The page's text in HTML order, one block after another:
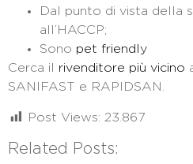
Dal punto di vista della
all’HACCP;
Sono pet friendly
Cerca il rivenditore più vicino
SANIFAST e RAPIDSAN.
Post Views: 23.867
Related Posts: